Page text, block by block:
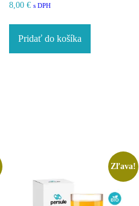
8,00 € s DPH
Pridať do košíka
Zľava!